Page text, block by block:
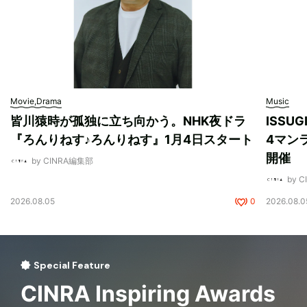
Movie,Drama
皆川猿時が孤独に立ち向かう。NHK夜ドラ
『ろんりねす♪ろんりねす』1月4日スタート
by CINRA編集部
2026.08.05 0
Music
4マン
開催
by
Special Feature
CINRA Inspiring Awards